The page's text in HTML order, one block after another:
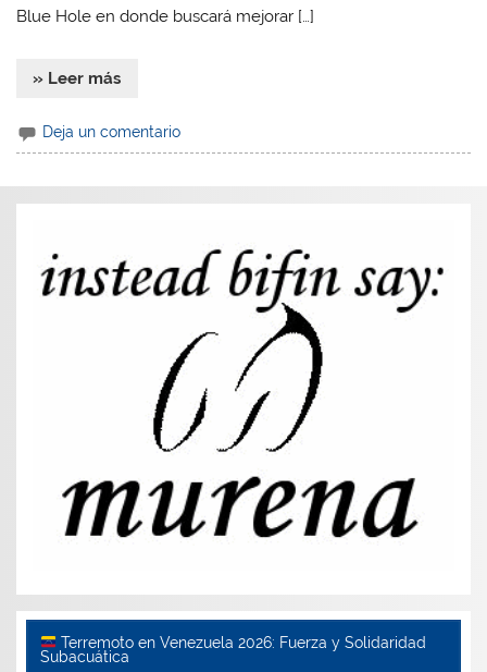
Blue Hole en donde buscará mejorar […]
» Leer más
Deja un comentario
Terremoto en Venezuela 2026: Fuerza y Solidaridad
Subacuática